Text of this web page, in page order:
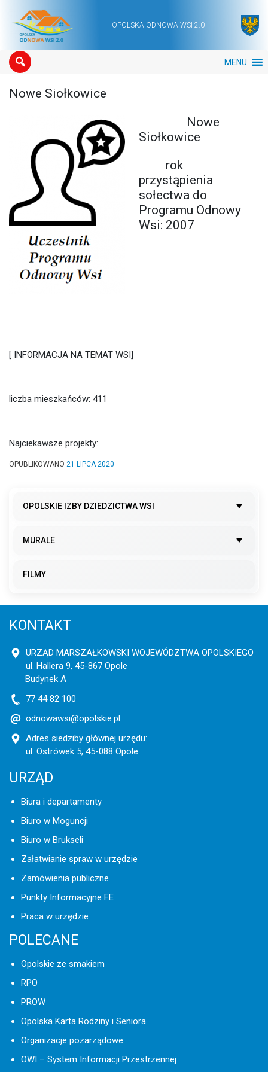
Main NavigationOPOLSKA ODNOWA WSI 2.0
MENU
Nowe Siołkowice
Nowe
Siołkowice
rok
przystąpienia
sołectwa do
Programu Odnowy
Wsi: 2007
[ INFORMACJA NA TEMAT WSI]
liczba mieszkańców: 411
Najciekawsze projekty:
OPUBLIKOWANO 21 LIPCA 2020
OPOLSKIE IZBY DZIEDZICTWA WSI
MURALE
FILMY
KONTAKT
URZĄD MARSZAŁKOWSKI WOJEWÓDZTWA OPOLSKIEGO
ul. Hallera 9, 45-867 Opole
Budynek A
77 44 82 100
odnowawsi@opolskie.pl
Adres siedziby głównej urzędu:
ul. Ostrówek 5, 45-088 Opole
URZĄD
Biura i departamenty
Biuro w Moguncji
Biuro w Brukseli
Załatwianie spraw w urzędzie
Zamówienia publiczne
Punkty Informacyjne FE
Praca w urzędzie
POLECANE
Opolskie ze smakiem
RPO
PROW
Opolska Karta Rodziny i Seniora
Organizacje pozarządowe
OWI – System Informacji Przestrzennej